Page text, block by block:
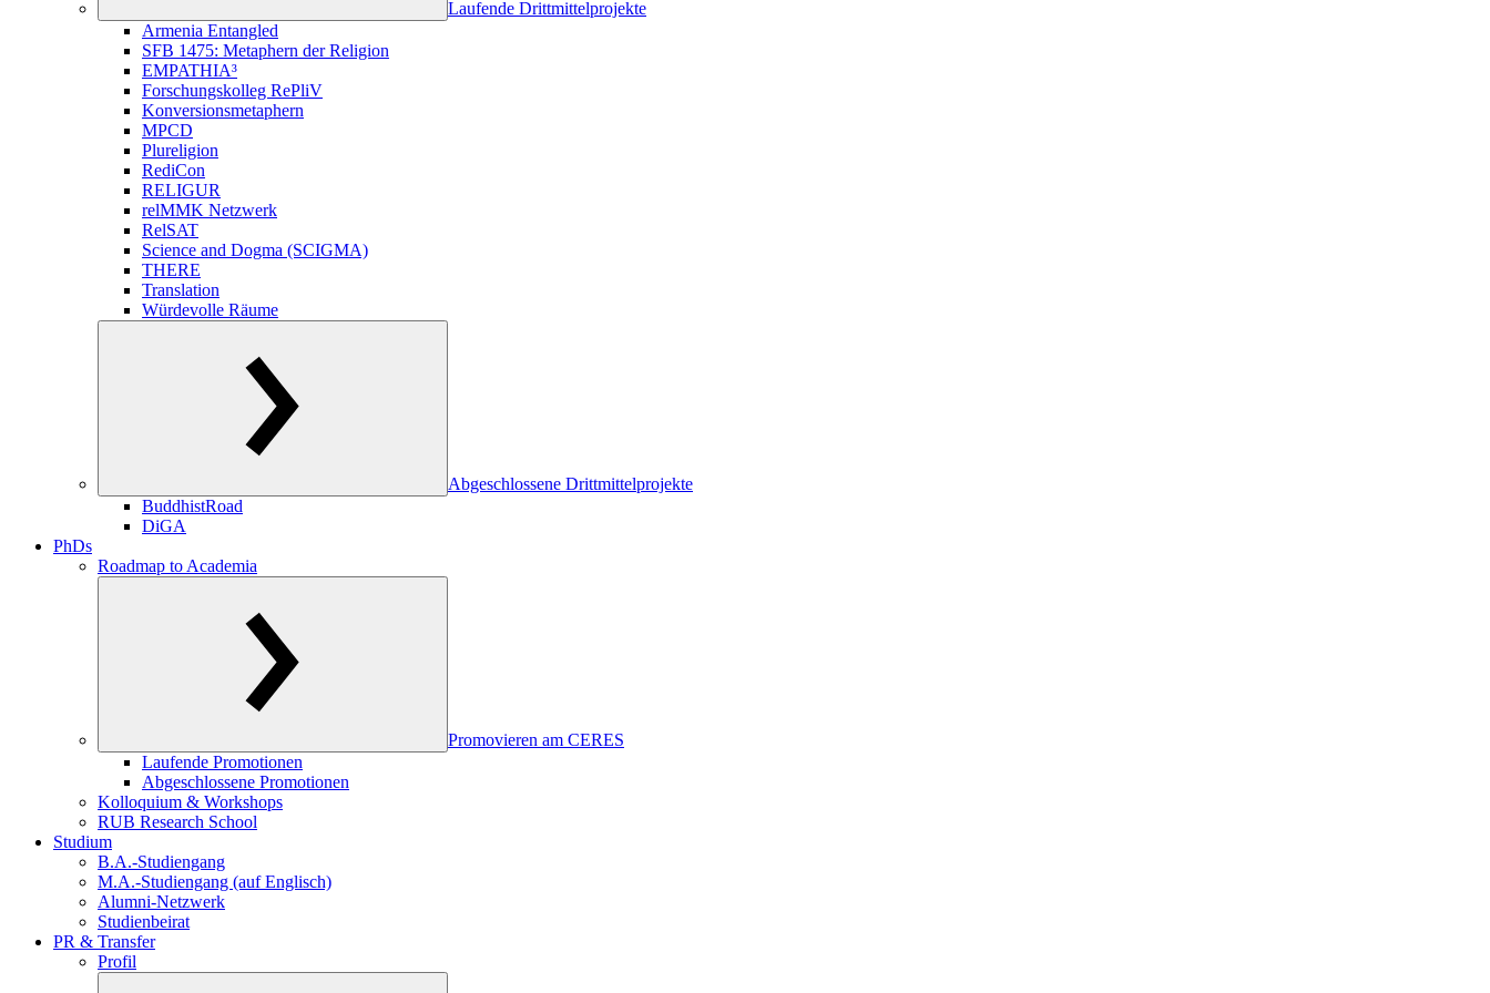
Laufende Drittmittelprojekte
Armenia Entangled
SFB 1475: Metaphern der Religion
EMPATHIA³
Forschungskolleg RePliV
Konversionsmetaphern
MPCD
Plureligion
RediCon
RELIGUR
relMMK Netzwerk
RelSAT
Science and Dogma (SCIGMA)
THERE
Translation
Würdevolle Räume
Abgeschlossene Drittmittelprojekte
BuddhistRoad
DiGA
PhDs
Roadmap to Academia
Promovieren am CERES
Laufende Promotionen
Abgeschlossene Promotionen
Kolloquium & Workshops
RUB Research School
Studium
B.A.-Studiengang
M.A.-Studiengang (auf Englisch)
Alumni-Netzwerk
Studienbeirat
PR & Transfer
Profil